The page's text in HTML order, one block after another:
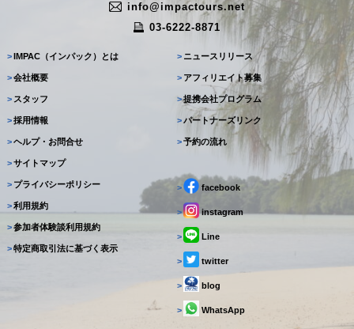
info@impactours.net
03-6222-8871
> IMPAC（インパック）とは
>会社概要
> スタッフ
>採用情報
>ヘルプ・お問合せ
>サイトマップ
> ニュースリリース
> アフィリエイト募集
>提携会社プログラム
>パートナーズリンク
>予約の流れ
> プライバシーポリシー
>利用規約
>参加者体験談利用規約
>特定商取引法に基づく表示
> facebook
> instagram
> Line
> twitter
> blog
> WhatsApp